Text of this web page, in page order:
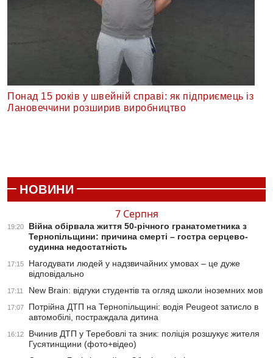
Понад 15 років у швейній справі: як підприємець із
Лановеччини розширив виробництво
НОВИНИ
7 Серпня
19:20
Війна обірвала життя 50-річного гранатометника з
Тернопільщини: причина смерті – гостра серцево-
судинна недостатність
17:15
Нагодувати людей у надзвичайних умовах – це дуже
відповідально
17:11 New Brain: відгуки студентів та огляд школи іноземних мов
17:07
Потрійна ДТП на Тернопільщині: водія Peugeot затисло в
автомобілі, постраждала дитина
16:12
Вчинив ДТП у Теребовлі та зник: поліція розшукує жителя
Гусятинщини (фото+відео)